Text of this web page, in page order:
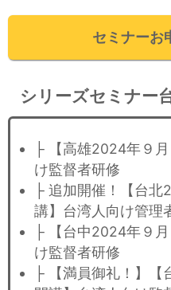
セミナーお
シリーズセミナー
├ 【高雄2024年９
け監督者研修
├ 追加開催！【台
講】台湾人向け管理
├ 【台中2024年９
け監督者研修
├ 【満員御礼！】【